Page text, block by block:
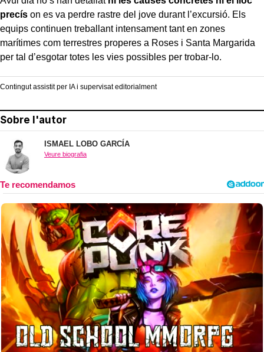
precís on es va perdre rastre del jove durant l’excursió. Els
equips continuen treballant intensament tant en zones
marítimes com terrestres properes a Roses i Santa Margarida
per tal d’esgotar totes les vies possibles per trobar-lo.
Contingut assistit per IA i supervisat editorialment
Sobre l'autor
ISMAEL LOBO GARCÍA
Veure biografia